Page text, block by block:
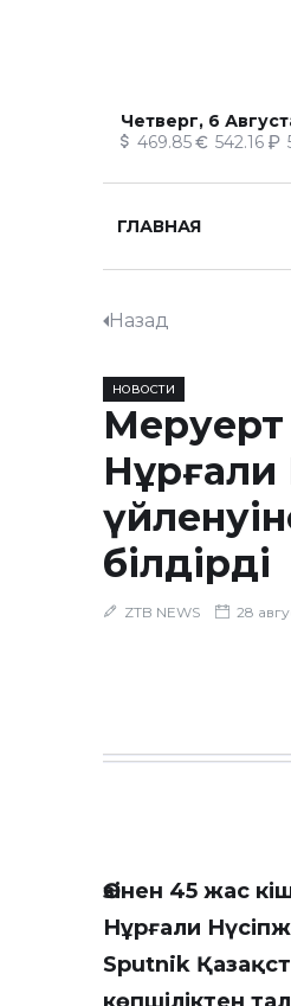
Четверг, 6
469.85 542.16
ГЛАВНАЯ
Назад
НОВОСТИ
Меруерт
білдірді
ZTB NEWS 28
Өзінен 45 жас
Нұрғали
Sputnik